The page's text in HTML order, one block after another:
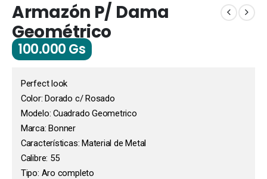
Armazón P/ Dama
Geométrico
100.000Gs
Perfect look
Color: Dorado c/ Rosado
Modelo: Cuadrado Geometrico
Marca: Bonner
Características: Material de Metal
Calibre: 55
Tipo: Aro completo